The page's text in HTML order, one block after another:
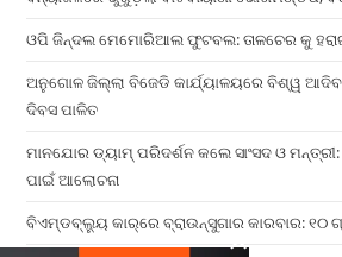
ଓପି ଜିନ୍ଦଲ ମେମୋରିଆଲ ଫୁଟବଲ: ତାଳଚେର କୁ
ଅନୁଗୋଳ ଜିଲ୍ଲା ବିଜେଡି କାର୍ଯ୍ୟାଳୟରେ ବିଶ୍ୱ
ଦିବସ ପାଳିତ
ମାନଯୋର ଡ୍ୟାମ୍ ପରିଦର୍ଶନ କଲେ ସାଂସଦ ଓ
ପାଇଁ ଆଲୋଚନା
ବିଏମ୍‌ଡବ୍ଲ୍ୟୁ କାର୍‌ରେ ବ୍ରାଉନ୍‌ସୁଗାର କାରବାର: ୧୦
×